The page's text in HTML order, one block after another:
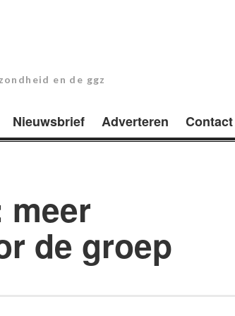
en de ggz
Nieuwsbrief Adverteren Contact
meer
de groep